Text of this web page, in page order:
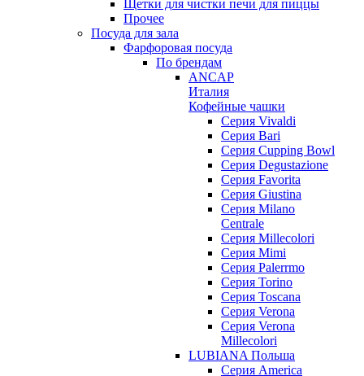
Щетки для чистки печи для пиццы
Прочее
Посуда для зала
Фарфоровая посуда
По брендам
ANCAP
Италия
Кофейные чашки
Cерия Vivaldi
Серия Bari
Серия Cupping Bowl
Серия Degustazione
Серия Favorita
Серия Giustina
Серия Milano
Centrale
Серия Millecolori
Серия Mimi
Серия Palerrmo
Серия Torino
Серия Toscana
Серия Verona
Серия Verona
Millecolori
LUBIANA Польша
Серия America